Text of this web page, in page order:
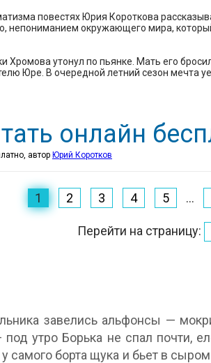
повестях Юрия Короткова
непониманием окружающего мира,
Хромова утонул по пьянке. Мать его
Юре. В очередной летний сезон мечта
онлайн
автор Юрий Коротков
1 2 3 4 5 ...
Перейти на страницу:
завелись альфонсы —
утро Борька не спал почти,
у самого борта щука и бьет в